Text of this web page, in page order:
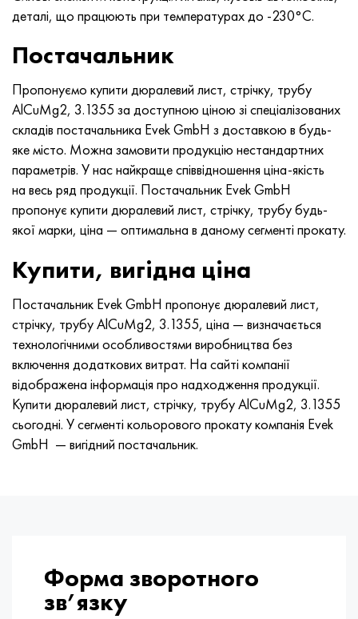
деталі, що працюють при температурах до -230°С.
Постачальник
Пропонуємо купити дюралевий лист, стрічку, трубу
AlCuMg2, 3.1355 за доступною ціною зі спеціалізованих
складів постачальника Evek GmbH з доставкою в будь-
яке місто. Можна замовити продукцію нестандартних
параметрів. У нас найкраще співвідношення ціна-якість
на весь ряд продукції. Постачальник Evek GmbH
пропонує купити дюралевий лист, стрічку, трубу будь-
якої марки, ціна — оптимальна в даному сегменті прокату.
Купити, вигідна ціна
Постачальник Evek GmbH пропонує дюралевий лист,
стрічку, трубу AlCuMg2, 3.1355, ціна — визначається
технологічними особливостями виробництва без
включення додаткових витрат. На сайті компанії
відображена інформація про надходження продукції.
Купити дюралевий лист, стрічку, трубу AlCuMg2, 3.1355
сьогодні. У сегменті кольорового прокату компанія Evek
GmbH — вигідний постачальник.
Форма зворотного
зв’язку